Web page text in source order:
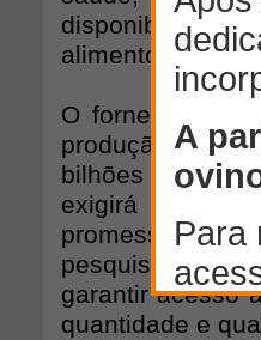
disponibilidade
alimentos.
O fornecimento
produção de
bilhões de
exigirá muito
promessas
pesquisa
garantir acesso
quantidade e